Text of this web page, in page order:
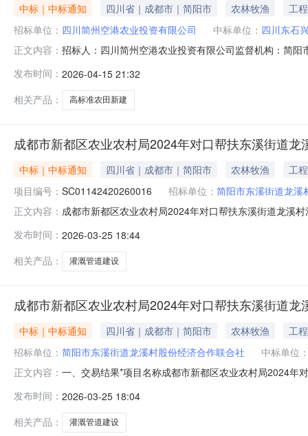
中标｜中标通知 四川省｜成都市｜简阳市 农林牧渔
工程
招标单位： 四川简州空港农业投资有限公司 中标单位： 四川东石
正文内容： 招标人：四川简州空港农业投资有限公司监督机构：简
发布时间： 2026-04-15 21:32
相关产品：
高标准农田新建
成都市新都区农业农村局2024年对口帮扶东溪街道
中标｜中标通知 四川省｜成都市｜简阳市 农林牧渔
工程
项目编号： SC01142420260016 招标单位： 简阳市东溪街道龙溪
正文内容： 成都市新都区农业农村局2024年对口帮扶东溪街道龙溪
2026-03-2513:30:00系统成都农村产权交易所阳光电子
发布时间： 2026-03-25 18:44
相关产品：
灌溉管道建设
成都市新都区农业农村局2024年对口帮扶东溪街道
中标｜中标通知 四川省｜成都市｜简阳市 农林牧渔
工程
招标单位： 简阳市东溪街道龙溪村股份经济合作联合社
中标单位
正文内容： 一、交易结果*项目名称成都市新都区农业农村局2024年
发布时间： 2026-03-25 18:04
相关产品：
灌溉管道建设